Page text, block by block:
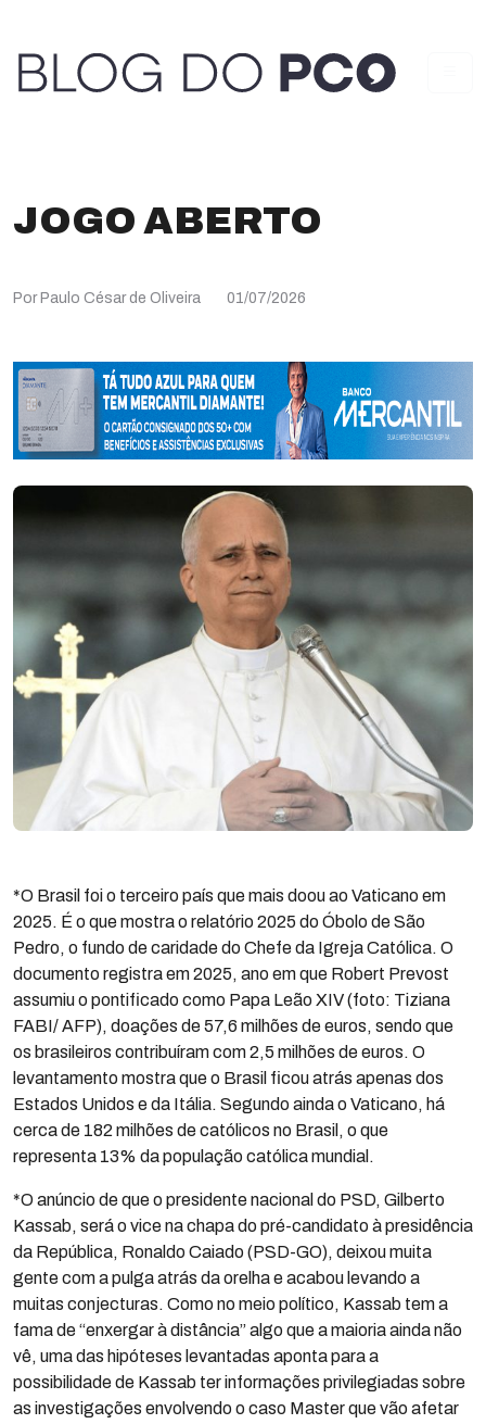
JOGO ABERTO
Por Paulo César de Oliveira 01/07/2026
*O Brasil foi o terceiro país que mais doou ao Vaticano em
2025. É o que mostra o relatório 2025 do Óbolo de São
Pedro, o fundo de caridade do Chefe da Igreja Católica. O
documento registra em 2025, ano em que Robert Prevost
assumiu o pontificado como Papa Leão XIV (foto: Tiziana
FABI/ AFP), doações de 57,6 milhões de euros, sendo que
os brasileiros contribuíram com 2,5 milhões de euros. O
levantamento mostra que o Brasil ficou atrás apenas dos
Estados Unidos e da Itália. Segundo ainda o Vaticano, há
cerca de 182 milhões de católicos no Brasil, o que
representa 13% da população católica mundial.
*O anúncio de que o presidente nacional do PSD, Gilberto
Kassab, será o vice na chapa do pré-candidato à presidência
da República, Ronaldo Caiado (PSD-GO), deixou muita
gente com a pulga atrás da orelha e acabou levando a
muitas conjecturas. Como no meio político, Kassab tem a
fama de “enxergar à distância” algo que a maioria ainda não
vê, uma das hipóteses levantadas aponta para a
possibilidade de Kassab ter informações privilegiadas sobre
as investigações envolvendo o caso Master que vão afetar